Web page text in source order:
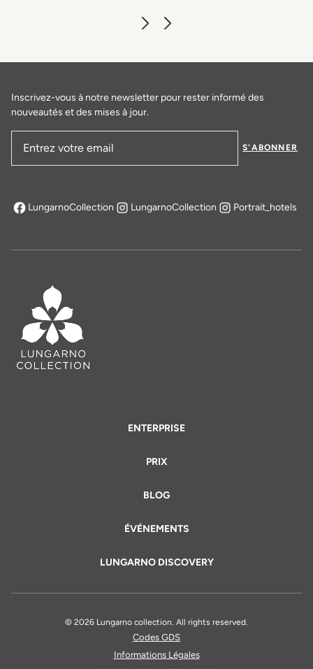
ENTERPRISE
PRIX
BLOG
ÉVÉNEMENTS
LUNGARNO DISCOVERY
Inscrivez-vous à notre newsletter pour rester informé des
nouveautés et des mises à jour.
S'ABONNER
LungarnoCollection
s'ouvre dans un nouvel onglet
LungarnoCollection Portrait_hotels
© 2026 Lungarno collection. All rights reserved.
Codes GDS
Informations Légales